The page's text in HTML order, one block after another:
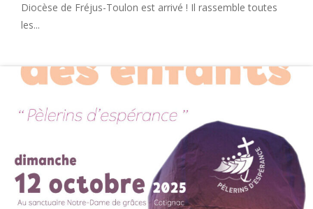
Diocèse de Fréjus-Toulon est arrivé ! Il rassemble toutes
les...